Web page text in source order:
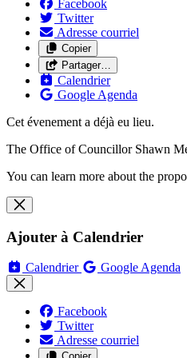
Facebook
Twitter
Adresse courriel
Copier
Partager…
Calendrier
Google Agenda
Cet évenement a déjà eu lieu.
The Office of Councillor Shawn
You can learn more about the
Ajouter à Calendrier
Calendrier Google Agenda
Facebook
Twitter
Adresse courriel